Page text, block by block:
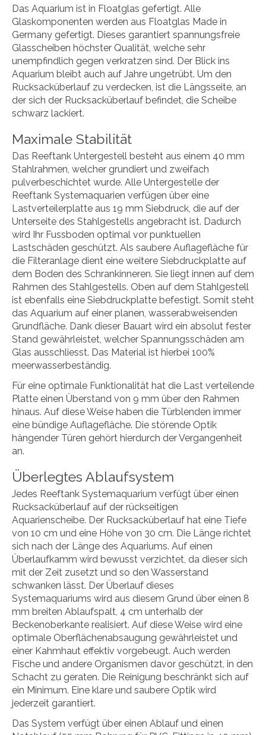
Das Aquarium ist in Floatglas gefertigt. Alle
Glaskomponenten werden aus Floatglas Made in
Germany gefertigt. Dieses garantiert spannungsfreie
Glasscheiben höchster Qualität, welche sehr
unempfindlich gegen verkratzen sind. Der Blick ins
Aquarium bleibt auch auf Jahre ungetrübt. Um den
Rucksacküberlauf zu verdecken, ist die Längsseite, an
der sich der Rucksacküberlauf befindet, die Scheibe
schwarz lackiert.
Maximale Stabilität
Das Reeftank Untergestell besteht aus einem 40 mm
Stahlrahmen, welcher grundiert und zweifach
pulverbeschichtet wurde. Alle Untergestelle der
Reeftank Systemaquarien verfügen über eine
Lastverteilerplatte aus 19 mm Siebdruck, die auf der
Unterseite des Stahlgestells angebracht ist. Dadurch
wird Ihr Fussboden optimal vor punktuellen
Lastschäden geschützt. Als saubere Auflagefläche für
die Filteranlage dient eine weitere Siebdruckplatte auf
dem Boden des Schrankinneren. Sie liegt innen auf dem
Rahmen des Stahlgestells. Oben auf dem Stahlgestell
ist ebenfalls eine Siebdruckplatte befestigt. Somit steht
das Aquarium auf einer planen, wasserabweisenden
Grundfläche. Dank dieser Bauart wird ein absolut fester
Stand gewährleistet, welcher Spannungsschäden am
Glas ausschliesst. Das Material ist hierbei 100%
meerwasserbeständig.
Für eine optimale Funktionalität hat die Last verteilende
Platte einen Überstand von 9 mm über den Rahmen
hinaus. Auf diese Weise haben die Türblenden immer
eine bündige Auflagefläche. Die störende Optik
hängender Türen gehört hierdurch der Vergangenheit
an.
Überlegtes Ablaufsystem
Jedes Reeftank Systemaquarium verfügt über einen
Rucksacküberlauf auf der rückseitigen
Aquarienscheibe. Der Rucksacküberlauf hat eine Tiefe
von 10 cm und eine Höhe von 30 cm. Die Länge richtet
sich nach der Länge des Aquariums. Auf einen
Überlaufkamm wird bewusst verzichtet, da dieser sich
mit der Zeit zusetzt und so den Wasserstand
schwanken lässt. Der Überlauf dieses
Systemaquariums wird aus diesem Grund über einen 8
mm breiten Ablaufspalt, 4 cm unterhalb der
Beckenoberkante realisiert. Auf diese Weise wird eine
optimale Oberflächenabsaugung gewährleistet und
einer Kahmhaut effektiv vorgebeugt. Auch werden
Fische und andere Organismen davor geschützt, in den
Schacht zu geraten. Die Reinigung beschränkt sich auf
ein Minimum. Eine klare und saubere Optik wird
jederzeit garantiert.
Das System verfügt über einen Ablauf und einen